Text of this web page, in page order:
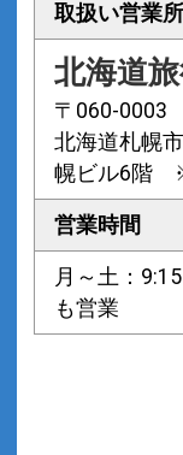
取扱い営業所
北海道
〒060-0003
北海道札幌
幌ビル6階
営業時間
月～土：
も営業